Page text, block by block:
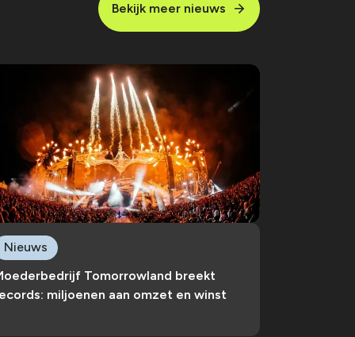
Bekijk meer nieuws
Tomorrowland breekt
miljoenen aan omzet en winst
Nieuws